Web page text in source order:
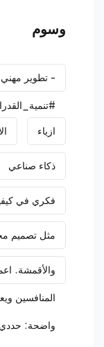
وسوم
- تطوير
ازياء
ذكاء صناعي
فكري في
مثل تصميم
والأقمشة.
واضحة: حددي